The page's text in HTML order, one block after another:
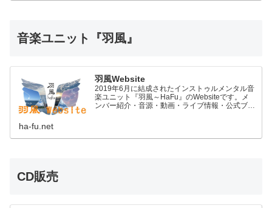
音楽ユニット『羽風』
羽風Website
2019年6月に結成されたインストゥルメンタル音
楽ユニット『羽風～HaFu』のWebsiteです。メ
ンバー紹介・音源・動画・ライブ情報・公式ブロ
ha-fu.net
CD販売